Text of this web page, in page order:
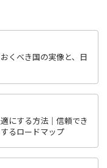
くべき国の実像と、日
にする方法｜信頼でき
るロードマップ